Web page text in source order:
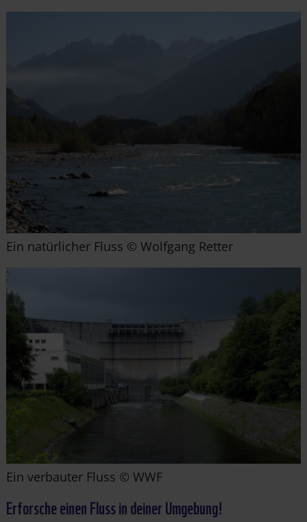
Ein natürlicher Fluss © Wolfgang Retter
Ein verbauter Fluss © WWF
Erforsche einen Fluss in deiner Umgebung!